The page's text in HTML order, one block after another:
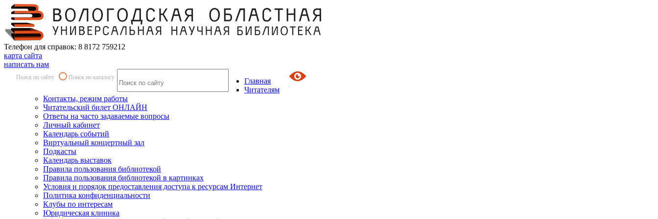
Телефон для справок: 8 8172 759212
карта сайта
написать нам
Поиск по сайту Поиск по каталогу
Главная
Читателям
Контакты, режим работы
Читательский билет ОНЛАЙН
Ответы на часто задаваемые вопросы
Личный кабинет
Календарь событий
Виртуальный концертный зал
Подкасты
Календарь выставок
Правила пользования библиотекой
Правила пользования библиотекой в картинках
Условия и порядок предоставления доступа к ресурсам Интернет
Политика конфиденциальности
Клубы по интересам
Юридическая клиника